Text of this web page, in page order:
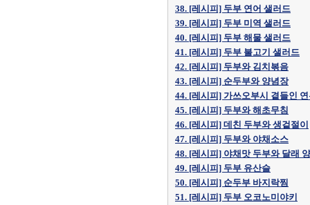
38. [레시피] 두부 연어 샐러드
39. [레시피] 두부 미역 샐러드
40. [레시피] 두부 해물 샐러드
41. [레시피] 두부 불고기 샐러드
42. [레시피] 두부와 김치볶음
43. [레시피] 순두부와 양념장
44. [레시피] 가쓰오부시 곁들인
45. [레시피] 두부와 해초무침
46. [레시피] 데친 두부와 생겉절이
47. [레시피] 두부와 야채소스
48. [레시피] 야채맛 두부와 달래
49. [레시피] 두부 유산슬
50. [레시피] 순두부 바지락찜
51. [레시피] 두부 오코노미야키